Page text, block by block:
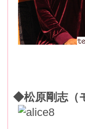
◆松原剛志（